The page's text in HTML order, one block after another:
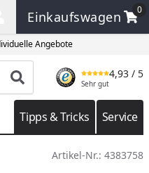
Angebote
Einkaufswagen
0
Einkaufswagen
Produkt suchen
4,93 / 5
Sehr gut
Tipps & Tricks Service
Artikel-Nr.: 4383758